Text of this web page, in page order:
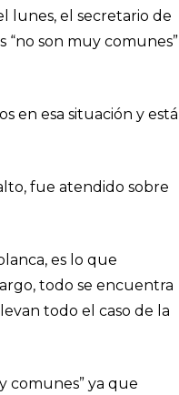
lunes, el secretario de
son muy comunes”
en esa situación y está
fue atendido sobre
es lo que
todo se encuentra
todo el caso de la
comunes” ya que